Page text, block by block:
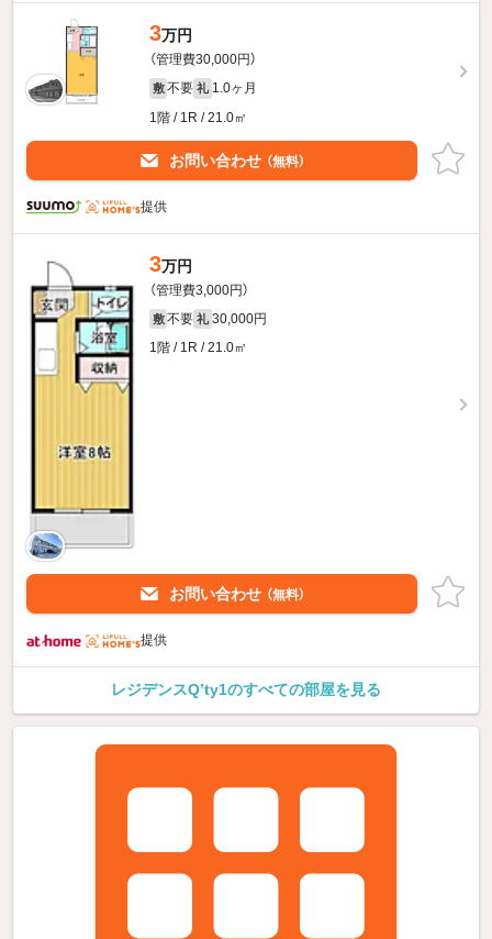
3万円
（管理費30,000円）
敷 不要 礼 1.0ヶ月
1階 / 1R / 21.0㎡
お問い合わせ （無料）
提供
3万円
（管理費3,000円）
敷 不要 礼 30,000円
1階 / 1R / 21.0㎡
お問い合わせ （無料）
提供
レジデンスQ’ty1のすべての部屋を見る